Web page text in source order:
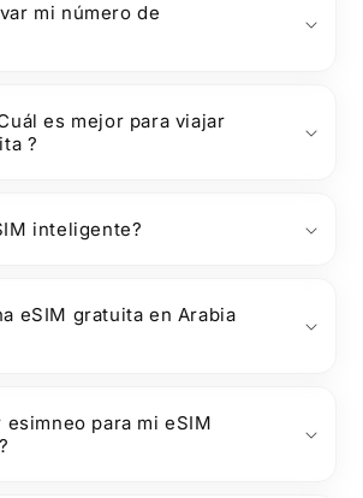
mi número de
es mejor para viajar
?
inteligente?
eSIM gratuita en Arabia
para mi eSIM